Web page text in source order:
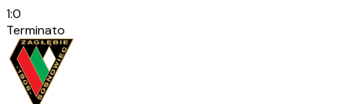
1:0
Terminato